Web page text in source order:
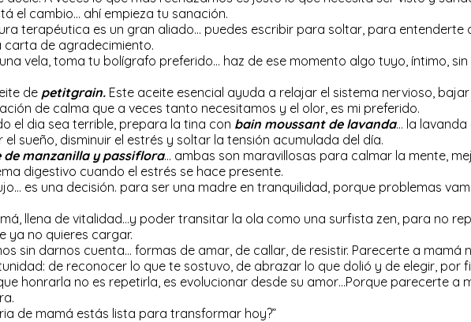
el cambio… ahí empieza tu sanación.
terapéutica es un gran aliado… puedes escribir para soltar, para entenderte
de agradecimiento.
vela, toma tu bolígrafo preferido… haz de ese momento algo tuyo, íntimo, sin
de petitgrain. Este aceite esencial ayuda a relajar el sistema nervioso, bajar
de calma que a veces tanto necesitamos y el olor, es mi preferido.
el dia sea terrible, prepara la tina con bain moussant de lavanda… la lavanda
sueño, disminuir el estrés y soltar la tensión acumulada del día.
de manzanilla y passiflora… ambas son maravillosas para calmar la mente,
digestivo cuando el estrés se hace presente.
es una decisión. para ser una madre en tranquilidad, porque problemas
llena de vitalidad…y poder transitar la ola como una surfista zen, para no
ya no quieres cargar.
sin darnos cuenta… formas de amar, de callar, de resistir. Parecerte a mamá
de reconocer lo que te sostuvo, de abrazar lo que dolió y de elegir, por
honrarla no es repetirla, es evolucionar desde su amor…Porque parecerte a
de mamá estás lista para transformar hoy?”